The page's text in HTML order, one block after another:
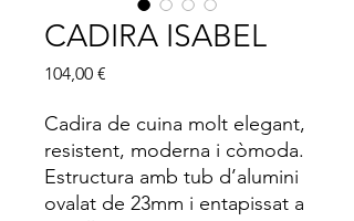
CADIRA ISABEL
104,00 €
Cadira de cuina molt elegant,
resistent, moderna i còmoda.
Estructura amb tub d’alumini
ovalat de 23mm i entapissat a